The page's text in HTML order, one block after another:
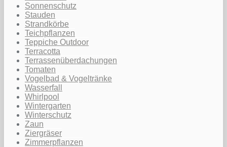
Sonnenschutz
Stauden
Strandkörbe
Teichpflanzen
Teppiche Outdoor
Terracotta
Terrassenüberdachungen
Tomaten
Vogelbad & Vogeltränke
Wasserfall
Whirlpool
Wintergarten
Winterschutz
Zaun
Ziergräser
Zimmerpflanzen